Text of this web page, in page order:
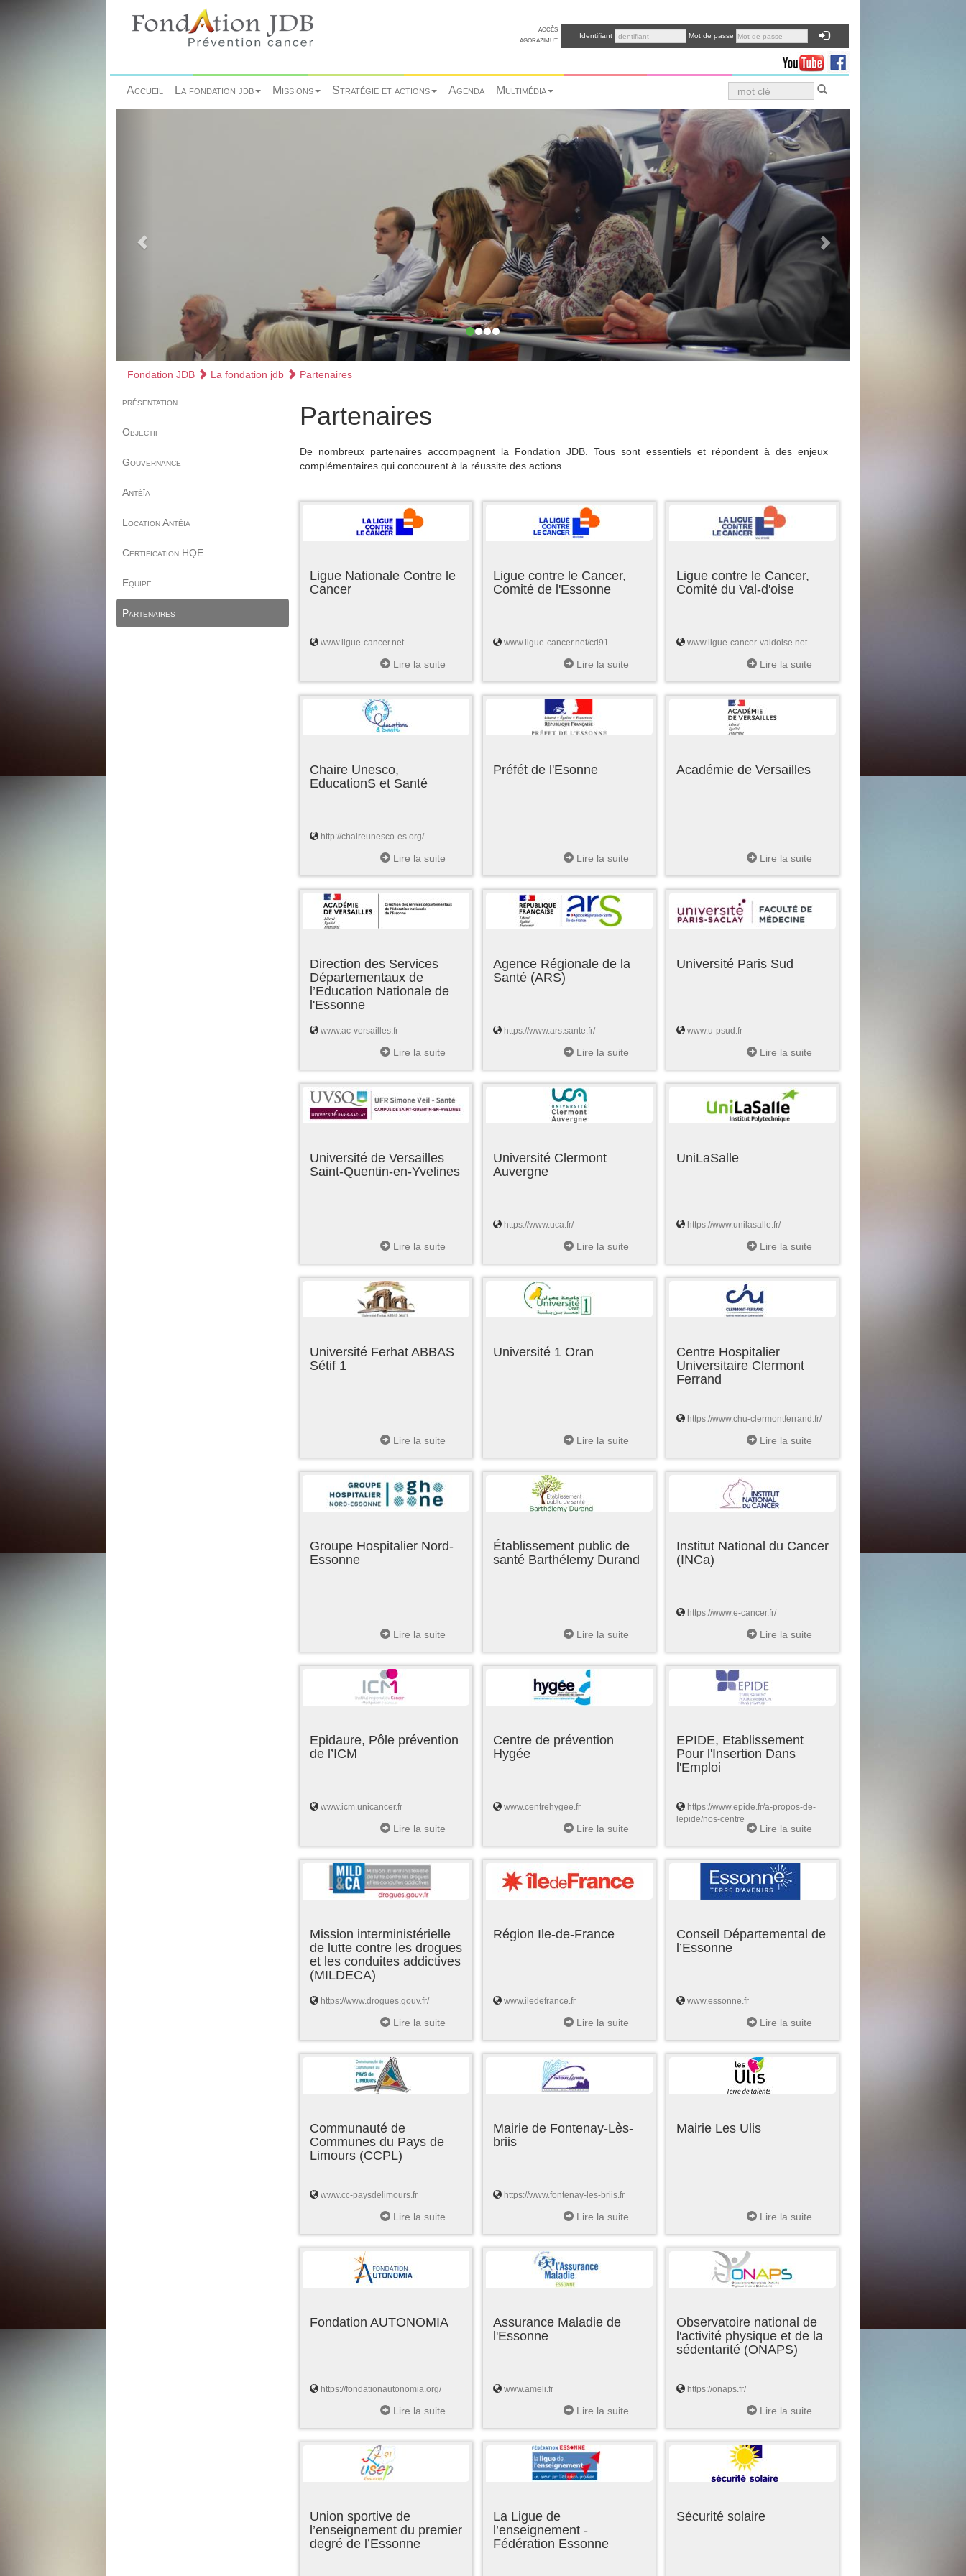
accès
agorazimut
Identifiant Mot de passe
Accueil La fondation jdb Missions Stratégie et actions Agenda Multimédia
Fondation JDB La fondation jdb Partenaires
présentation
Objectif
Gouvernance
Antéïa
Location Antéïa
Certification HQE
Equipe
Partenaires
Partenaires
De nombreux partenaires accompagnent la Fondation JDB. Tous sont essentiels et répondent à des enjeux
complémentaires qui concourent à la réussite des actions.
Ligue Nationale Contre le
Cancer
www.ligue-cancer.net
Lire la suite
Ligue contre le Cancer,
Comité de l'Essonne
www.ligue-cancer.net/cd91
Lire la suite
Ligue contre le Cancer,
Comité du Val-d'oise
www.ligue-cancer-valdoise.net
Lire la suite
Chaire Unesco,
EducationS et Santé
http://chaireunesco-es.org/
Lire la suite
Préfét de l'Esonne
Lire la suite
Académie de Versailles
Lire la suite
Direction des Services
Départementaux de
l’Education Nationale de
l'Essonne
www.ac-versailles.fr
Lire la suite
Agence Régionale de la
Santé (ARS)
https://www.ars.sante.fr/
Lire la suite
Université Paris Sud
www.u-psud.fr
Lire la suite
Université de Versailles
Saint-Quentin-en-Yvelines
Lire la suite
Université Clermont
Auvergne
https://www.uca.fr/
Lire la suite
UniLaSalle
https://www.unilasalle.fr/
Lire la suite
Université Ferhat ABBAS
Sétif 1
Lire la suite
Université 1 Oran
Lire la suite
Centre Hospitalier
Universitaire Clermont
Ferrand
https://www.chu-clermontferrand.fr/
Lire la suite
Groupe Hospitalier Nord-
Essonne
Lire la suite
Établissement public de
santé Barthélemy Durand
Lire la suite
Institut National du Cancer
(INCa)
https://www.e-cancer.fr/
Lire la suite
Epidaure, Pôle prévention
de l’ICM
www.icm.unicancer.fr
Lire la suite
Centre de prévention
Hygée
www.centrehygee.fr
Lire la suite
EPIDE, Etablissement
Pour l'Insertion Dans
l'Emploi
https://www.epide.fr/a-propos-de-
lepide/nos-centre
Lire la suite
Mission interministérielle
de lutte contre les drogues
et les conduites addictives
(MILDECA)
https://www.drogues.gouv.fr/
Lire la suite
Région Ile-de-France
www.iledefrance.fr
Lire la suite
Conseil Départemental de
l’Essonne
www.essonne.fr
Lire la suite
Communauté de
Communes du Pays de
Limours (CCPL)
www.cc-paysdelimours.fr
Lire la suite
Mairie de Fontenay-Lès-
briis
https://www.fontenay-les-briis.fr
Lire la suite
Mairie Les Ulis
Lire la suite
Fondation AUTONOMIA
https://fondationautonomia.org/
Lire la suite
Assurance Maladie de
l'Essonne
www.ameli.fr
Lire la suite
Observatoire national de
l'activité physique et de la
sédentarité (ONAPS)
https://onaps.fr/
Lire la suite
Union sportive de
l’enseignement du premier
degré de l’Essonne
La Ligue de
l’enseignement -
Fédération Essonne
Sécurité solaire